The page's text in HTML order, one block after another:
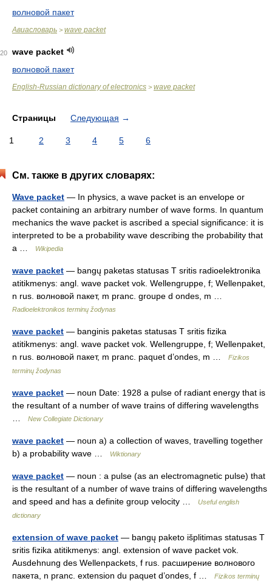
волновой пакет
Авиасловарь > wave packet
20
wave packet
волновой пакет
English-Russian dictionary of electronics > wave packet
Страницы Следующая →
1 2 3 4 5 6
См. также в других словарях:
Wave packet — In physics, a wave packet is an envelope or
packet containing an arbitrary number of wave forms. In quantum
mechanics the wave packet is ascribed a special significance: it is
interpreted to be a probability wave describing the probability that
a …
Wikipedia
wave packet — bangų paketas statusas T sritis radioelektronika
atitikmenys: angl. wave packet vok. Wellengruppe, f; Wellenpaket,
n rus. волновой пакет, m pranc. groupe d ondes, m …
Radioelektronikos terminų žodynas
wave packet — banginis paketas statusas T sritis fizika
atitikmenys: angl. wave packet vok. Wellengruppe, f; Wellenpaket,
n rus. волновой пакет, m pranc. paquet d’ondes, m …
Fizikos
terminų žodynas
wave packet — noun Date: 1928 a pulse of radiant energy that is
the resultant of a number of wave trains of differing wavelengths
New Collegiate Dictionary
wave packet — noun a) a collection of waves, travelling together
b) a probability wave …
Wiktionary
wave packet — noun : a pulse (as an electromagnetic pulse) that
is the resultant of a number of wave trains of differing wavelengths
and speed and has a definite group velocity …
Useful english
dictionary
extension of wave packet — bangų paketo išplitimas statusas T
sritis fizika atitikmenys: angl. extension of wave packet vok.
Ausdehnung des Wellenpackets, f rus. расширение волнового
пакета, n pranc. extension du paquet d’ondes, f …
Fizikos terminų